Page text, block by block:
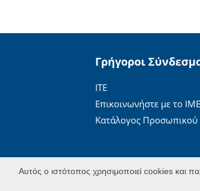
Γρήγοροι
ΙΤΕ
Επικοινωνήστε με το
Κατάλογος Προσωπικού
Αυτός ο ιστότοπος χρησιμοποιεί cookies και